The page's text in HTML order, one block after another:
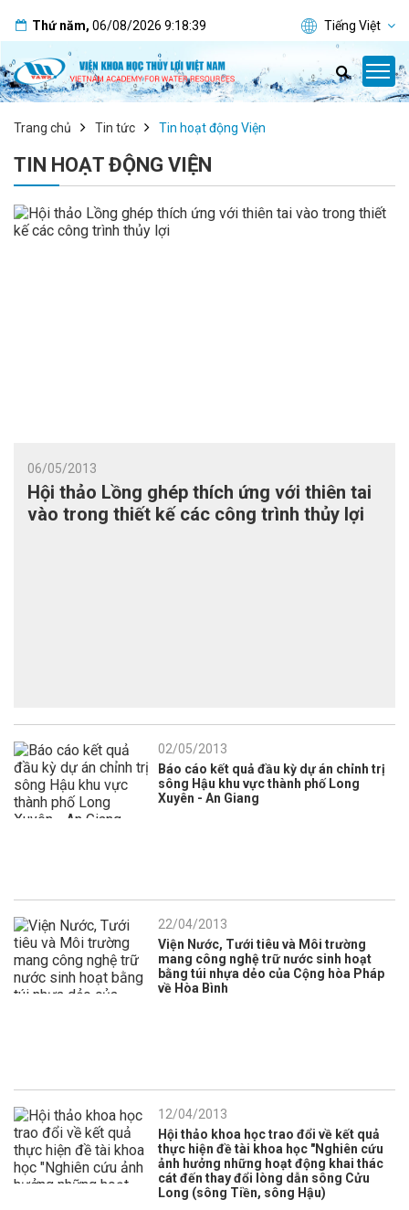
Thứ năm, 06/08/2026 9:18:40 Tiếng Việt
Trang chủ Tin tức Tin hoạt động Viện
TIN HOẠT ĐỘNG VIỆN
06/05/2013
Hội thảo Lồng ghép thích ứng với thiên tai
vào trong thiết kế các công trình thủy lợi
02/05/2013
Báo cáo kết quả đầu kỳ dự án chỉnh trị
sông Hậu khu vực thành phố Long
Xuyên - An Giang
22/04/2013
Viện Nước, Tưới tiêu và Môi trường
mang công nghệ trữ nước sinh hoạt
bằng túi nhựa dẻo của Cộng hòa Pháp
về Hòa Bình
12/04/2013
Hội thảo khoa học trao đổi về kết quả
thực hiện đề tài khoa học "Nghiên cứu
ảnh hưởng những hoạt động khai thác
cát đến thay đổi lòng dẫn sông Cửu
Long (sông Tiền, sông Hậu)